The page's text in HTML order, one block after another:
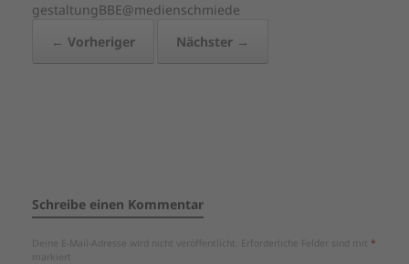
gestaltungBBE@medienschmiede
← Vorheriger
Nächster →
Schreibe einen Kommentar
Deine E-Mail-Adresse wird nicht veröffentlicht. Erforderliche Felder sind mit *
markiert